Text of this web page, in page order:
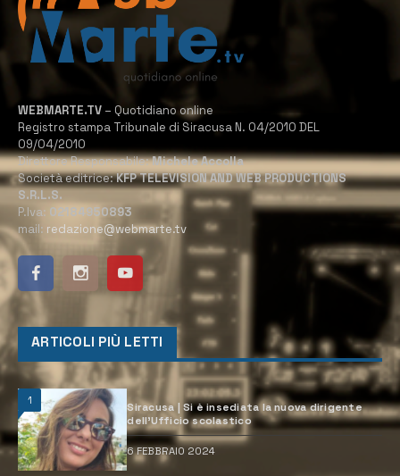
WEBMARTE.TV – Quotidiano online
Registro stampa Tribunale di Siracusa N. 04/2010 DEL
09/04/2010
Direttore Responsabile:Michele Accolla
Società editrice:KFP TELEVISION AND WEB PRODUCTIONS
S.R.L.S.
P.Iva: 02184950893
mail: redazione@webmarte.tv
ARTICOLI PIÙ LETTI
1
Siracusa | Si è insediata la nuova dirigente
dell’Ufficio scolastico
6 FEBBRAIO 2024